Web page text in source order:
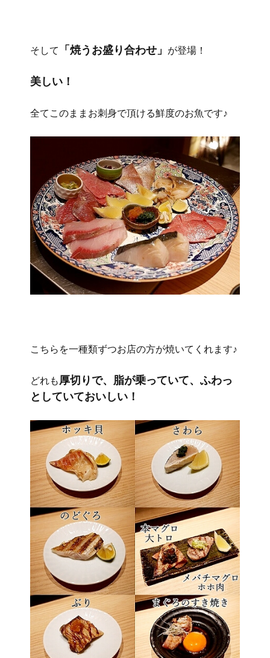
そして 「焼うお盛り合わせ」 が登場！
美しい！
全てこのままお刺身で頂ける鮮度のお魚です♪
こちらを一種類ずつお店の方が焼いてくれます♪
どれも 厚切りで、脂が乗っていて、ふわっ
としていておいしい！